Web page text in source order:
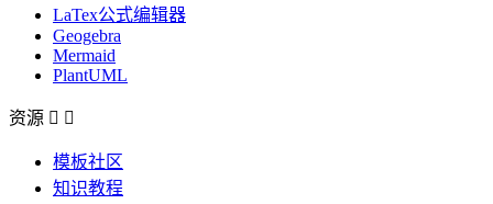
LaTex公式编辑器
Geogebra
Mermaid
PlantUML
资源  
模板社区
知识教程